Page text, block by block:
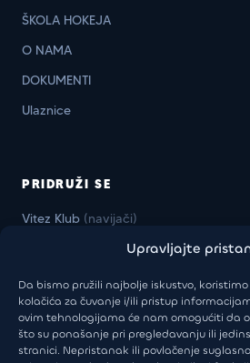
Upravljajte
Da bismo pružili najbolje iskustvo,
kolačića za čuvanje i/ili pristup
ovim tehnologijama će nam omogućiti da
što su ponašanje pri pregledavanju ili
stranici. Nepristanak ili povlačenje
ŠKOLA HOKEJA
O NAMA
DOKUMENTI
Ulaznice
PRIDRUŽI SE
Vitez Klub (navijači)
Vitez Business Klub(firme)
KONTAKT
Uprava:+385 98 946 5805